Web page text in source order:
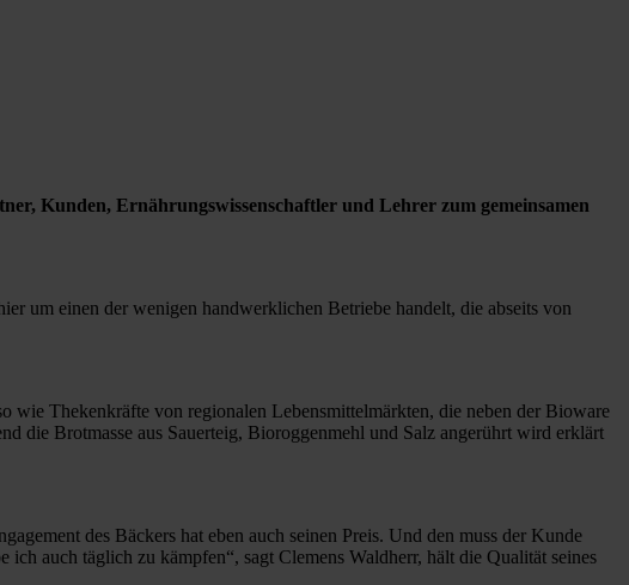
Kunden, Ernährungswissenschaftler und Lehrer zum gemeinsamen
um einen der wenigen handwerklichen Betriebe handelt, die abseits von
wie Thekenkräfte von regionalen Lebensmittelmärkten, die neben der Bioware
die Brotmasse aus Sauerteig, Bioroggenmehl und Salz angerührt wird erklärt
des Bäckers hat eben auch seinen Preis. Und den muss der Kunde
auch täglich zu kämpfen“, sagt Clemens Waldherr, hält die Qualität seines